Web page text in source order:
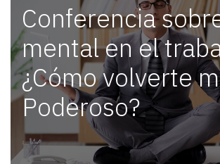
Conferencia
mental en el
¿Cómo volverte
Poderoso?